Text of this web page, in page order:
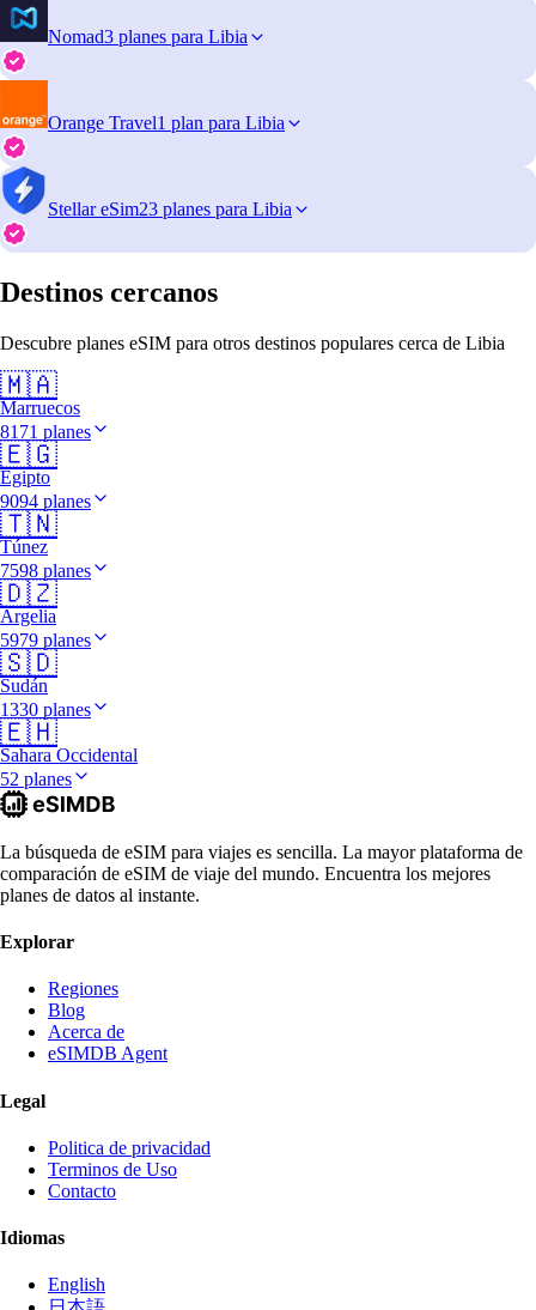
Nomad3 planes para Libia
Orange Travel1 plan para Libia
Stellar eSim23 planes para Libia
Destinos cercanos
Descubre planes eSIM para otros destinos populares cerca de Libia
🇲🇦
Marruecos
8171 planes
🇪🇬
Egipto
9094 planes
🇹🇳
Túnez
7598 planes
🇩🇿
Argelia
5979 planes
🇸🇩
Sudán
1330 planes
🇪🇭
Sahara Occidental
52 planes
La búsqueda de eSIM para viajes es sencilla. La mayor plataforma de
comparación de eSIM de viaje del mundo. Encuentra los mejores
planes de datos al instante.
Explorar
Regiones
Blog
Acerca de
eSIMDB Agent
Legal
Politica de privacidad
Terminos de Uso
Contacto
Idiomas
English